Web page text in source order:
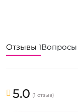
Отзывы 1Вопросы
5.0 (1 отзыв)